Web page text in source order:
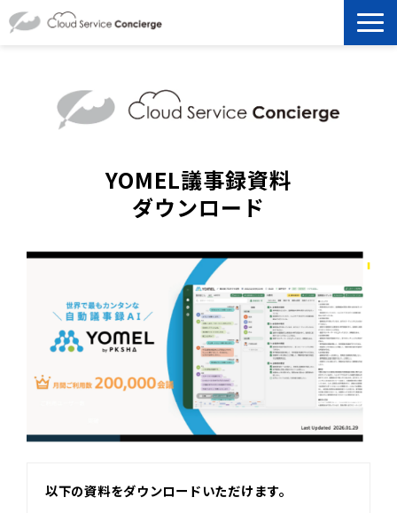
選ばれる理由
資料ダウンロード
よくあるご質問
YOMEL議事録資料
ダウンロード
以下の資料をダウンロードいただけます。